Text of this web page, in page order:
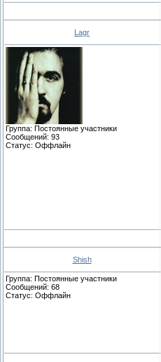
Lagr
Группа: Постоянные участники
Сообщений: 93
Статус: Оффлайн
Shish
Группа: Постоянные участники
Сообщений: 68
Статус: Оффлайн